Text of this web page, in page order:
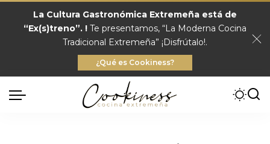
La Cultura Gastronómica Extremeña está de
“Ex(s)treno”. ! Te presentamos, “La Moderna Cocina
Tradicional Extremeña” ¡Disfrútalo!.
¿Qué es Cookiness?